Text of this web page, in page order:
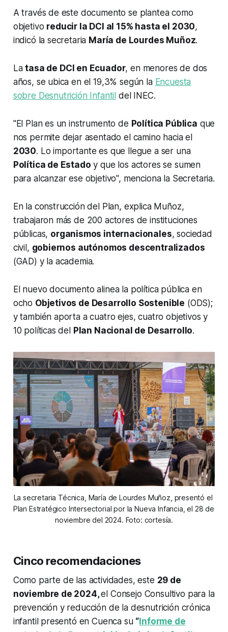
A través de este documento se plantea como
objetivo reducir la DCI al 15% hasta el 2030,
indicó la secretaria María de Lourdes Muñoz.
Latasa de DCI en Ecuador, en menores de dos
años, se ubica en el 19,3% según la Encuesta
sobre Desnutrición Infantil del INEC.
"El Plan es un instrumento de Política Pública que
nos permite dejar asentado el camino hacia el
2030. Lo importante es que llegue a ser una
Política de Estado y que los actores se sumen
para alcanzar ese objetivo", menciona la Secretaria.
En la construcción del Plan, explica Muñoz,
trabajaron más de 200 actores de instituciones
públicas, organismos internacionales, sociedad
civil, gobiernos autónomos descentralizados
(GAD) y la academia.
El nuevo documento alinea la política pública en
ocho Objetivos de Desarrollo Sostenible (ODS);
y también aporta a cuatro ejes, cuatro objetivos y
10 políticas del Plan Nacional de Desarrollo.
La secretaria Técnica, María de Lourdes Muñoz, presentó el
Plan Estratégico Intersectorial por la Nueva Infancia, el 28 de
noviembre del 2024. Foto: cortesía.
Cinco recomendaciones
Como parte de las actividades, este 29 de
noviembre de 2024,el Consejo Consultivo para la
prevención y reducción de la desnutrición crónica
infantil presentó en Cuenca su “Informe de